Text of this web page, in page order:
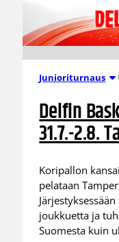
Junioriturnaus
Delfin
31.7.-2.8.
Koripallon
pelataan
joukkuetta ja
Suomesta kuin